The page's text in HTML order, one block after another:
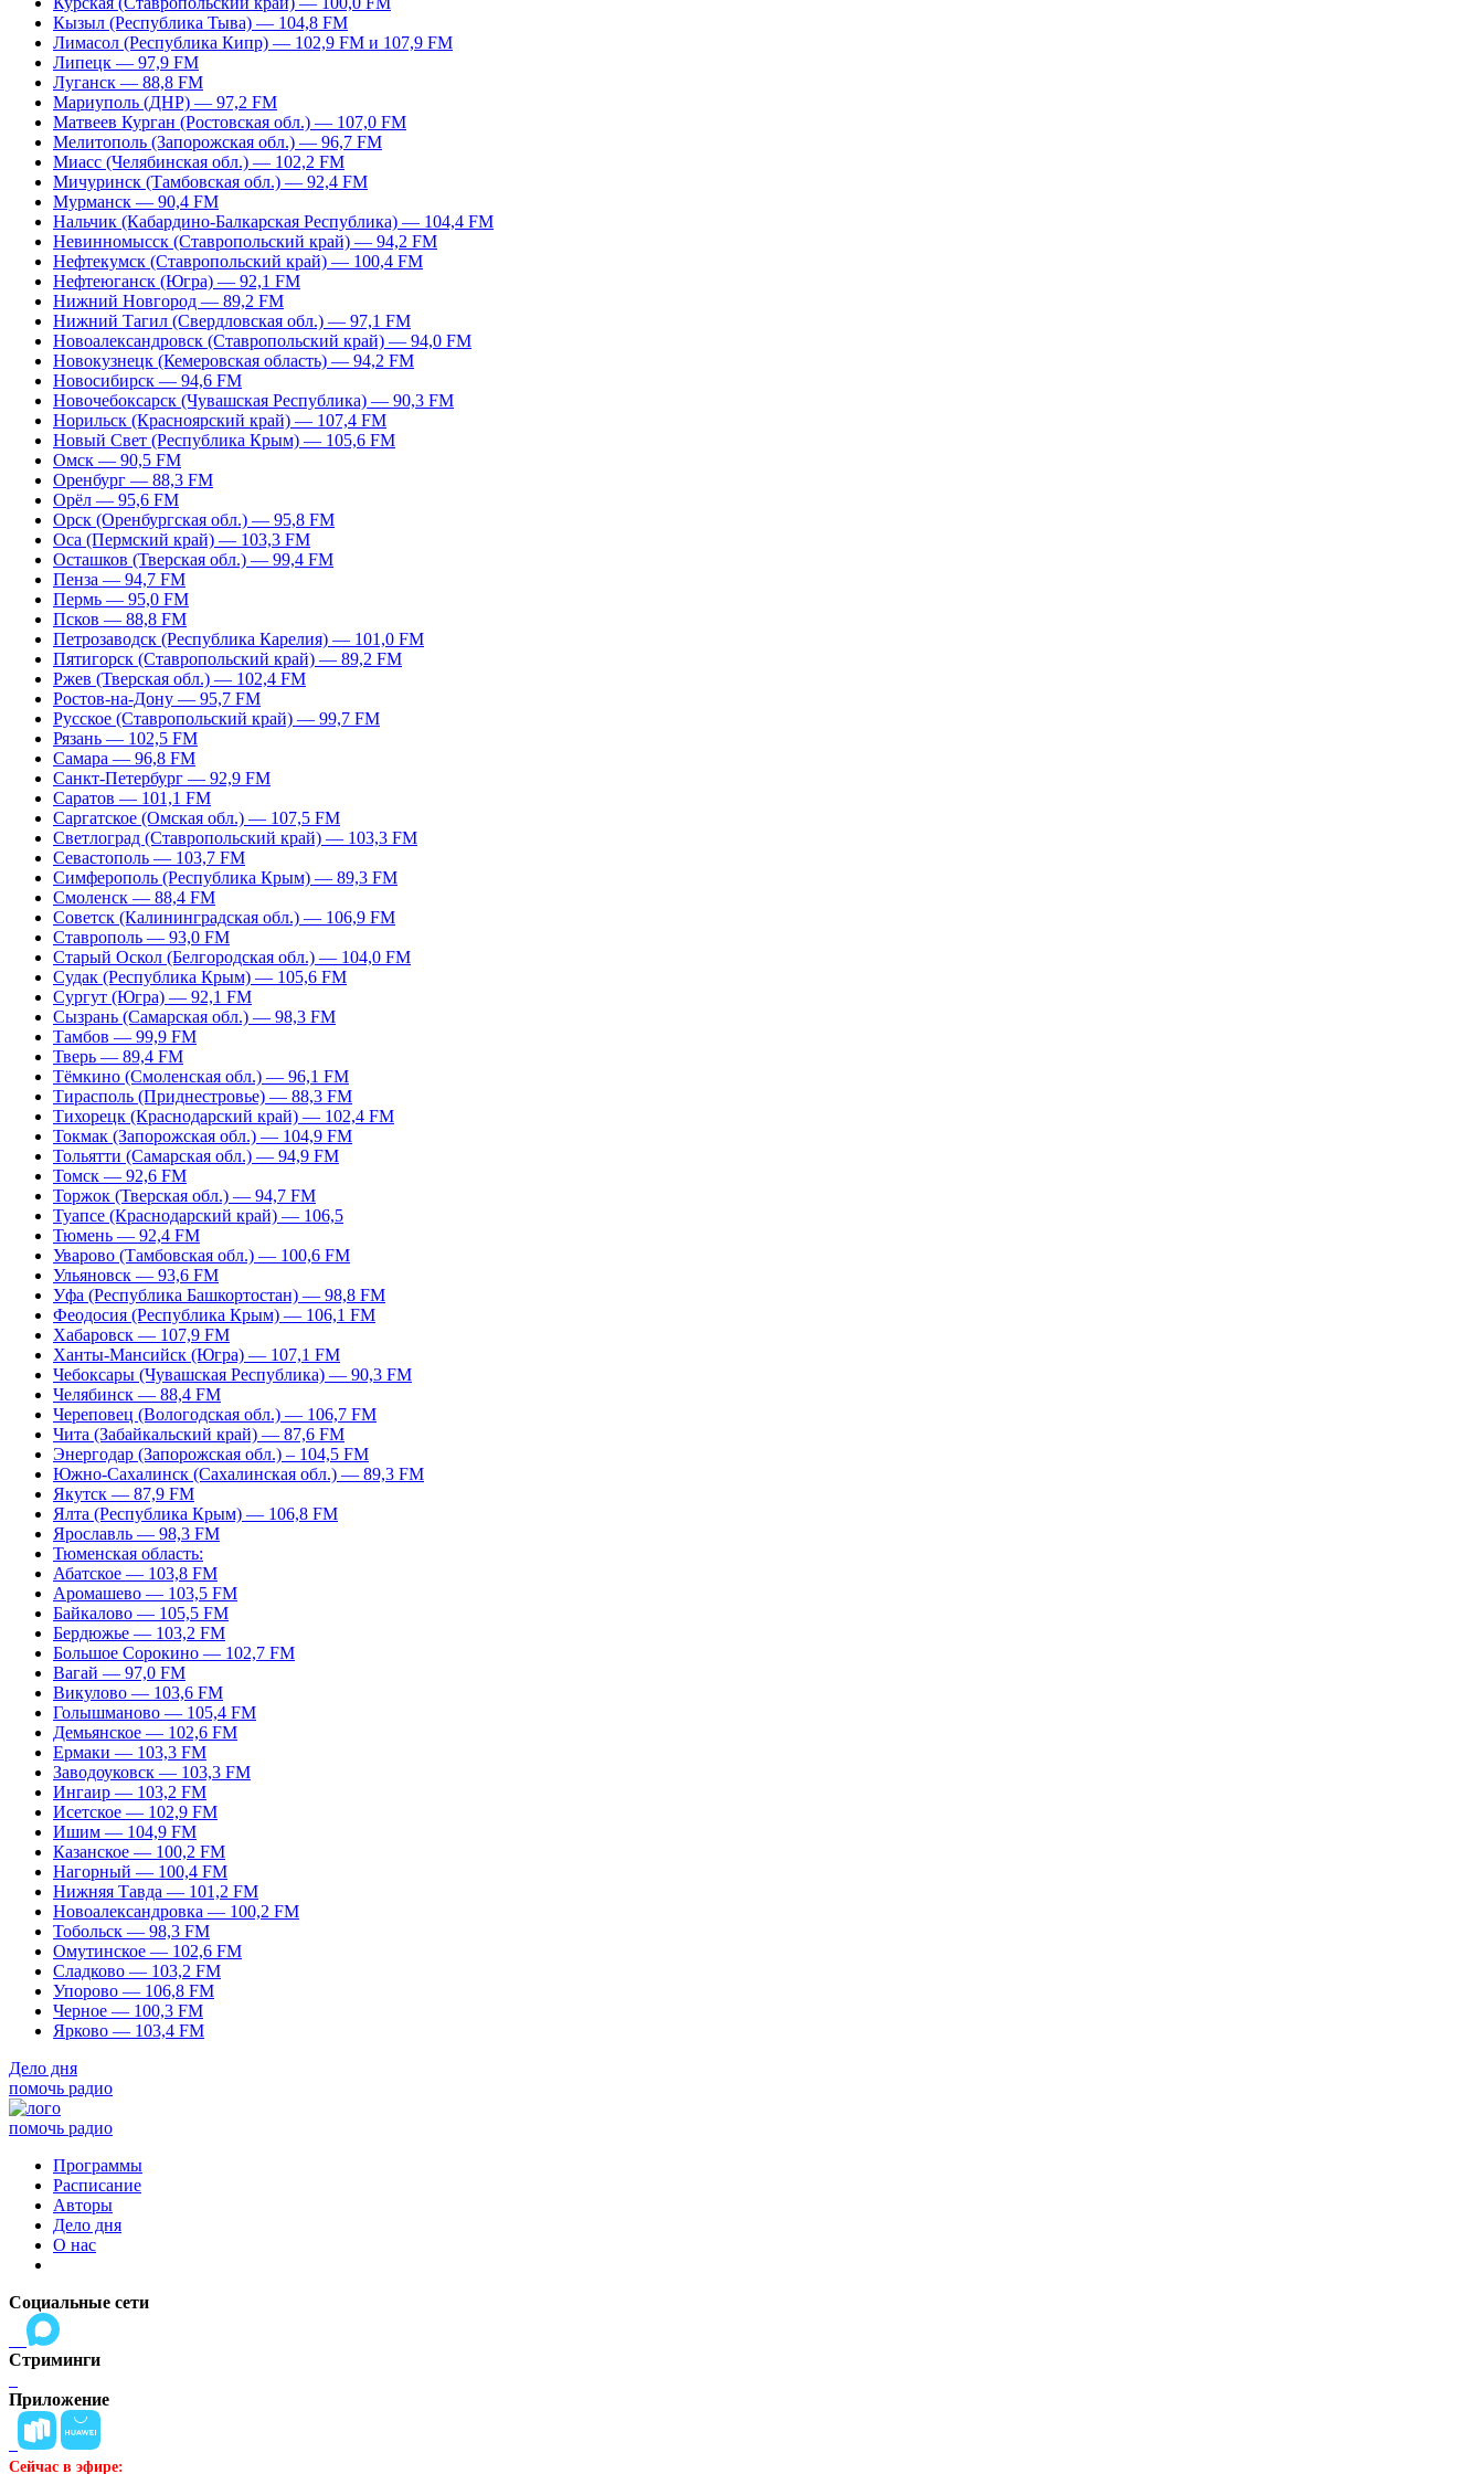
Кызыл (Республика Тыва) — 104,8 FM
Лимасол (Республика Кипр) — 102,9 FM и 107,9 FM
Липецк — 97,9 FM
Луганск — 88,8 FM
Мариуполь (ДНР) — 97,2 FM
Матвеев Курган (Ростовская обл.) — 107,0 FM
Мелитополь (Запорожская обл.) — 96,7 FM
Миасс (Челябинская обл.) — 102,2 FM
Мичуринск (Тамбовская обл.) — 92,4 FM
Мурманск — 90,4 FM
Нальчик (Кабардино-Балкарская Республика) — 104,4 FM
Невинномысск (Ставропольский край) — 94,2 FM
Нефтекумск (Ставропольский край) — 100,4 FM
Нефтеюганск (Югра) — 92,1 FM
Нижний Новгород — 89,2 FM
Нижний Тагил (Свердловская обл.) — 97,1 FM
Новоалександровск (Ставропольский край) — 94,0 FM
Новокузнецк (Кемеровская область) — 94,2 FM
Новосибирск — 94,6 FM
Новочебоксарск (Чувашская Республика) — 90,3 FM
Норильск (Красноярский край) — 107,4 FM
Новый Свет (Республика Крым) — 105,6 FM
Омск — 90,5 FM
Оренбург — 88,3 FM
Орёл — 95,6 FM
Орск (Оренбургская обл.) — 95,8 FM
Оса (Пермский край) — 103,3 FM
Осташков (Тверская обл.) — 99,4 FM
Пенза — 94,7 FM
Пермь — 95,0 FM
Псков — 88,8 FM
Петрозаводск (Республика Карелия) — 101,0 FM
Пятигорск (Ставропольский край) — 89,2 FM
Ржев (Тверская обл.) — 102,4 FM
Ростов-на-Дону — 95,7 FM
Русское (Ставропольский край) — 99,7 FM
Рязань — 102,5 FM
Самара — 96,8 FM
Санкт-Петербург — 92,9 FM
Саратов — 101,1 FM
Саргатское (Омская обл.) — 107,5 FM
Светлоград (Ставропольский край) — 103,3 FM
Севастополь — 103,7 FM
Симферополь (Республика Крым) — 89,3 FM
Смоленск — 88,4 FM
Советск (Калининградская обл.) — 106,9 FM
Ставрополь — 93,0 FM
Старый Оскол (Белгородская обл.) — 104,0 FM
Судак (Республика Крым) — 105,6 FM
Сургут (Югра) — 92,1 FM
Сызрань (Самарская обл.) — 98,3 FM
Тамбов — 99,9 FM
Тверь — 89,4 FM
Тёмкино (Смоленская обл.) — 96,1 FM
Тирасполь (Приднестровье) — 88,3 FM
Тихорецк (Краснодарский край) — 102,4 FM
Токмак (Запорожская обл.) — 104,9 FM
Тольятти (Самарская обл.) — 94,9 FM
Томск — 92,6 FM
Торжок (Тверская обл.) — 94,7 FM
Туапсе (Краснодарский край) — 106,5
Тюмень — 92,4 FM
Уварово (Тамбовская обл.) — 100,6 FM
Ульяновск — 93,6 FM
Уфа (Республика Башкортостан) — 98,8 FM
Феодосия (Республика Крым) — 106,1 FM
Хабаровск — 107,9 FM
Ханты-Мансийск (Югра) — 107,1 FM
Чебоксары (Чувашская Республика) — 90,3 FM
Челябинск — 88,4 FM
Череповец (Вологодская обл.) — 106,7 FM
Чита (Забайкальский край) — 87,6 FM
Энергодар (Запорожская обл.) – 104,5 FM
Южно-Сахалинск (Сахалинская обл.) — 89,3 FM
Якутск — 87,9 FM
Ялта (Республика Крым) — 106,8 FM
Ярославль — 98,3 FM
Тюменская область:
Абатское — 103,8 FM
Аромашево — 103,5 FM
Байкалово — 105,5 FM
Бердюжье — 103,2 FM
Большое Сорокино — 102,7 FM
Вагай — 97,0 FM
Викулово — 103,6 FM
Голышманово — 105,4 FM
Демьянское — 102,6 FM
Ермаки — 103,3 FM
Заводоуковск — 103,3 FM
Ингаир — 103,2 FM
Исетское — 102,9 FM
Ишим — 104,9 FM
Казанское — 100,2 FM
Нагорный — 100,4 FM
Нижняя Тавда — 101,2 FM
Новоалександровка — 100,2 FM
Тобольск — 98,3 FM
Омутинское — 102,6 FM
Сладково — 103,2 FM
Упорово — 106,8 FM
Черное — 100,3 FM
Ярково — 103,4 FM
Дело дня
помочь радио
помочь радио
Программы
Расписание
Авторы
Дело дня
О нас
Социальные сети
Стриминги
Приложение
Сейчас в эфире: